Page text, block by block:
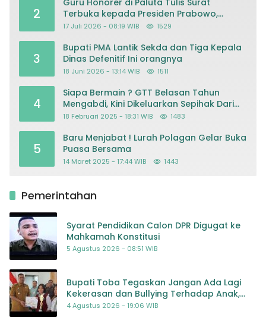
2
Guru Honorer di Paluta Tulis Surat
Terbuka kepada Presiden Prabowo,
Mohon Keadilan atas Dugaan
17 Juli 2026 - 08:19 WIB 1529
3
Bupati PMA Lantik Sekda dan Tiga Kepala
Dinas Defenitif Ini orangnya
18 Juni 2026 - 13:14 WIB 1511
4
Siapa Bermain ? GTT Belasan Tahun
Mengabdi, Kini Dikeluarkan Sepihak Dari
Dapodik
18 Februari 2025 - 18:31 WIB 1483
5
Baru Menjabat ! Lurah Polagan Gelar Buka
Puasa Bersama
14 Maret 2025 - 17:44 WIB 1443
Pemerintahan
Syarat Pendidikan Calon DPR Digugat ke
Mahkamah Konstitusi
5 Agustus 2026 - 08:51 WIB
Bupati Toba Tegaskan Jangan Ada Lagi
Kekerasan dan Bullying Terhadap Anak,
Dorong Kolaborasi Seluruh Pihak
4 Agustus 2026 - 19:06 WIB